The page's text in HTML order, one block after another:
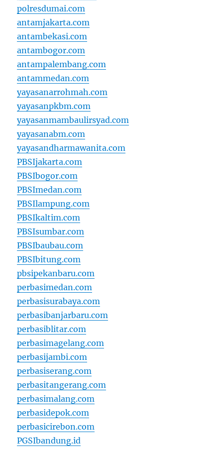
polresdumai.com
antamjakarta.com
antambekasi.com
antambogor.com
antampalembang.com
antammedan.com
yayasanarrohmah.com
yayasanpkbm.com
yayasanmambaulirsyad.com
yayasanabm.com
yayasandharmawanita.com
PBSIjakarta.com
PBSIbogor.com
PBSImedan.com
PBSIlampung.com
PBSIkaltim.com
PBSIsumbar.com
PBSIbaubau.com
PBSIbitung.com
pbsipekanbaru.com
perbasimedan.com
perbasisurabaya.com
perbasibanjarbaru.com
perbasiblitar.com
perbasimagelang.com
perbasijambi.com
perbasiserang.com
perbasitangerang.com
perbasimalang.com
perbasidepok.com
perbasicirebon.com
PGSIbandung.id